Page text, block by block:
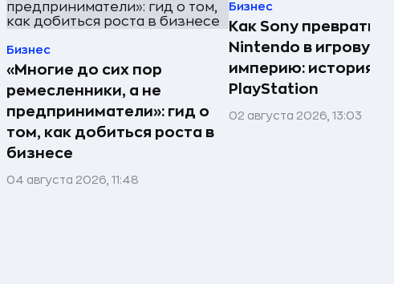
Бизнес
«Многие до сих пор
ремесленники, а не
предприниматели»: гид о
том, как добиться роста в
бизнесе
04 августа 2026, 11:48
Бизнес
Как Sony
Nintendo в игровую
империю: история
PlayStation
02 августа 2026, 13:03